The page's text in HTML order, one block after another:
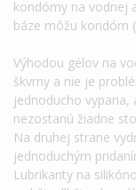
kondómy na vodnej
báze môžu kondóm
Výhodou gélov na
škvrny a nie je
jednoducho
nezostanú žiadne
Na druhej strane
jednoduchým
Lubrikanty na